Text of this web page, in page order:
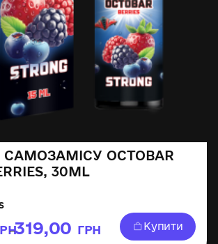
OCTOBAR
30ML
–319,00 ГРН Купити